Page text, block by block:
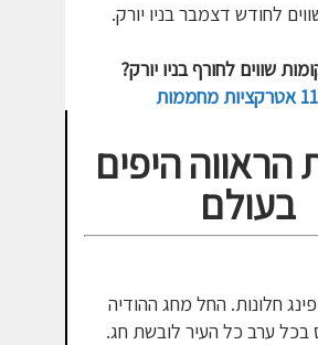
לחודש דצמבר בניו יורק.
שווים לחורף בניו יורק?
הראווה היפים
בעולם
חלונות. החל מחג ההודיה
בכל ערב כל העיר לובשת חג.